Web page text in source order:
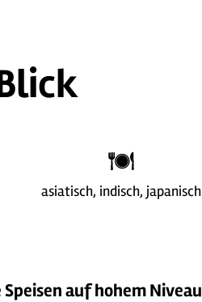
asiatisch, indisch, japanisch
auf hohem Niveau